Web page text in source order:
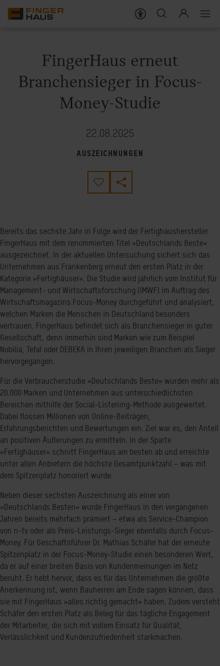
Darum FingerHaus
FingerHaus erneut
Branchensieger in Focus-
Money-Studie
22.08.2025
AUSZEICHNUNGEN
Bereits das sechste Jahr in Folge wird der Fertighaushersteller
FingerHaus mit dem renommierten Titel »Deutschlands Beste«
ausgezeichnet. In der aktuellen Untersuchung sichert sich das
Unternehmen aus Frankenberg erneut den ersten Platz in der
Kategorie »Fertighäuser«. Die Studie wird jährlich vom Institut für
Management- und Wirtschaftsforschung (IMWF) im Auftrag des
Wirtschaftsmagazins Focus-Money durchgeführt und analysiert,
welchen Marken die Menschen in Deutschland besonders
vertrauen. FingerHaus befindet sich als Branchensieger in guter
Gesellschaft, denn immerhin sind Marken wie zum Beispiel
Nobilia, Tefal oder DEBEKA in Ihren jeweiligen Branchen als Sieger
hervorgegangen.
Für die Verbraucherstudie »Deutschlands Beste« wurden mehr als
20.000 Marken und Unternehmen aus unterschiedlichsten
Bereichen mithilfe der Social-Listening-Methode ausgewertet.
Dabei flossen Millionen von Online-Beiträgen,
Erfahrungsberichten und Bewertungen ein. Ziel war es, den Anteil
an positiven Äußerungen zu ermitteln. In der Sparte
»Fertighäuser« schnitt FingerHaus am besten ab und erreichte
unter allen Anbietern die höchste Gesamtpunktzahl – was mit
dem Spitzenplatz honoriert wurde.
Neben dieser sechsten Auszeichnung als einer von
»Deutschlands Besten« wurde FingerHaus in den vergangenen
Jahren bereits mehrfach prämiert – etwa als Service-Champion
von n-tv oder als Preis-Leistungs-Sieger ebenfalls durch Focus-
Money. Für Geschäftsführer Dr. Mathias Schäfer hat der erneute
Spitzenplatz in der Focus-Money-Studie einen besonderen Wert,
da er auf einer breiten Basis von Kundenmeinungen im Netz
beruht. Er hebt hervor, dass es für das Unternehmen die größte
Anerkennung ist, wenn Bauherren am Ende sagen können, dass
sie mit FingerHaus »alles richtig gemacht« haben. Zudem versteht
Schäfer den ersten Platz als Beleg für das tägliche Engagement
der Mitarbeiter, die sich mit vollem Einsatz für Qualität,
Verlässlichkeit und Kundenzufriedenheit starkmachen.